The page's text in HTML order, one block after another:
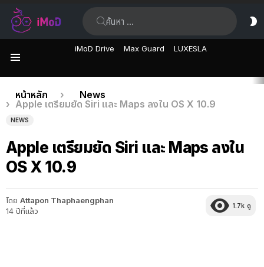
iMoD Drive Max Guard LUXESLA
เรื่อง
ล่าสุด
คุณอยู่ที่นี่:
หน้าหลัก
News
Apple เตรียมยัด Siri และ Maps ลงใน OS X 10.9
NEWS
Apple เตรียมยัด Siri และ Maps ลงใน
OS X 10.9
โดย Attapon Thaphaengphan
14 ปีที่แล้ว
1.7k ดู